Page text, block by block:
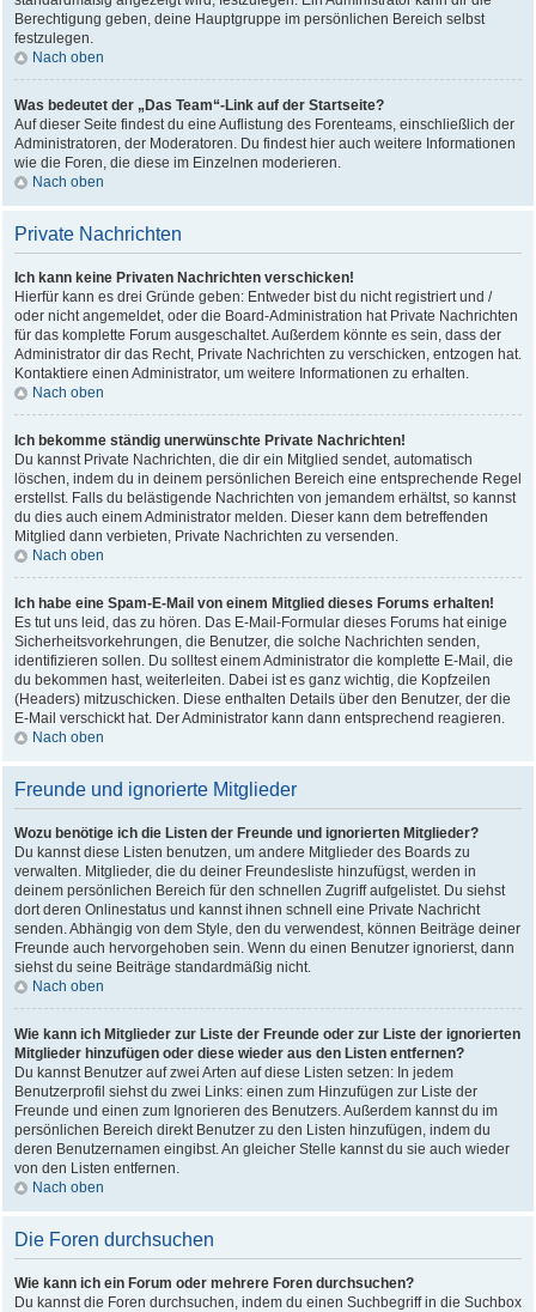
Berechtigung geben, deine Hauptgruppe im persönlichen Bereich selbst
festzulegen.
Nach oben
Was bedeutet der „Das Team“-Link auf der Startseite?
Auf dieser Seite findest du eine Auflistung des Forenteams, einschließlich der
Administratoren, der Moderatoren. Du findest hier auch weitere Informationen
wie die Foren, die diese im Einzelnen moderieren.
Nach oben
Private Nachrichten
Ich kann keine Privaten Nachrichten verschicken!
Hierfür kann es drei Gründe geben: Entweder bist du nicht registriert und /
oder nicht angemeldet, oder die Board-Administration hat Private Nachrichten
für das komplette Forum ausgeschaltet. Außerdem könnte es sein, dass der
Administrator dir das Recht, Private Nachrichten zu verschicken, entzogen hat.
Kontaktiere einen Administrator, um weitere Informationen zu erhalten.
Nach oben
Ich bekomme ständig unerwünschte Private Nachrichten!
Du kannst Private Nachrichten, die dir ein Mitglied sendet, automatisch
löschen, indem du in deinem persönlichen Bereich eine entsprechende Regel
erstellst. Falls du belästigende Nachrichten von jemandem erhältst, so kannst
du dies auch einem Administrator melden. Dieser kann dem betreffenden
Mitglied dann verbieten, Private Nachrichten zu versenden.
Nach oben
Ich habe eine Spam-E-Mail von einem Mitglied dieses Forums erhalten!
Es tut uns leid, das zu hören. Das E-Mail-Formular dieses Forums hat einige
Sicherheitsvorkehrungen, die Benutzer, die solche Nachrichten senden,
identifizieren sollen. Du solltest einem Administrator die komplette E-Mail, die
du bekommen hast, weiterleiten. Dabei ist es ganz wichtig, die Kopfzeilen
(Headers) mitzuschicken. Diese enthalten Details über den Benutzer, der die
E-Mail verschickt hat. Der Administrator kann dann entsprechend reagieren.
Nach oben
Freunde und ignorierte Mitglieder
Wozu benötige ich die Listen der Freunde und ignorierten Mitglieder?
Du kannst diese Listen benutzen, um andere Mitglieder des Boards zu
verwalten. Mitglieder, die du deiner Freundesliste hinzufügst, werden in
deinem persönlichen Bereich für den schnellen Zugriff aufgelistet. Du siehst
dort deren Onlinestatus und kannst ihnen schnell eine Private Nachricht
senden. Abhängig von dem Style, den du verwendest, können Beiträge deiner
Freunde auch hervorgehoben sein. Wenn du einen Benutzer ignorierst, dann
siehst du seine Beiträge standardmäßig nicht.
Nach oben
Wie kann ich Mitglieder zur Liste der Freunde oder zur Liste der ignorierten
Mitglieder hinzufügen oder diese wieder aus den Listen entfernen?
Du kannst Benutzer auf zwei Arten auf diese Listen setzen: In jedem
Benutzerprofil siehst du zwei Links: einen zum Hinzufügen zur Liste der
Freunde und einen zum Ignorieren des Benutzers. Außerdem kannst du im
persönlichen Bereich direkt Benutzer zu den Listen hinzufügen, indem du
deren Benutzernamen eingibst. An gleicher Stelle kannst du sie auch wieder
von den Listen entfernen.
Nach oben
Die Foren durchsuchen
Wie kann ich ein Forum oder mehrere Foren durchsuchen?
Du kannst die Foren durchsuchen, indem du einen Suchbegriff in die Suchbox